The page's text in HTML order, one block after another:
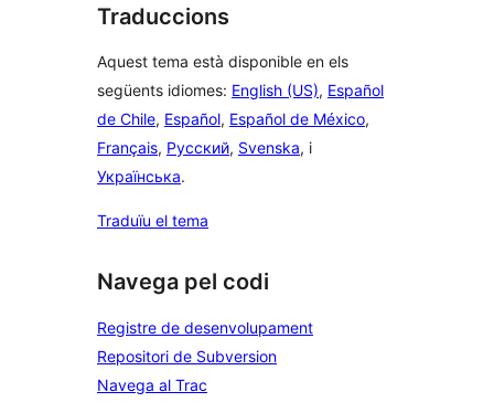
Traduccions
Aquest tema està disponible en els
següents idiomes: English (US), Español
de Chile, Español, Español de México,
Français, Русский, Svenska, i
Українська.
Traduïu el tema
Navega pel codi
Registre de desenvolupament
Repositori de Subversion
Navega al Trac